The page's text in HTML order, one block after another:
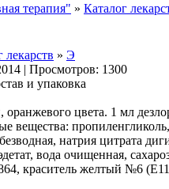
терапия" » Каталог
лекарств » Э
| Просмотров: 1300
и упаковка
цвета. 1 мл
вещества:
натрия цитрата
вода очищенная,
краситель желтый №6